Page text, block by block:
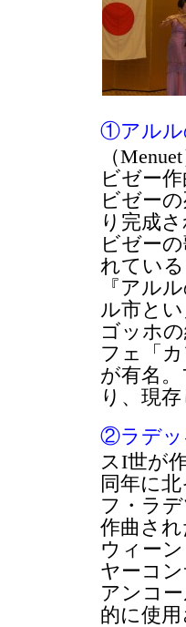
①アルル
（
ビゼー
ビゼー
り完成
ビゼー
れてい
『アル
ル市と
ゴッホ
フェ「
が有名
り、現
②ラデッ
スI世が
同年に
フ・ラ
作曲さ
ウィー
ヤーコ
アンコ
的に使